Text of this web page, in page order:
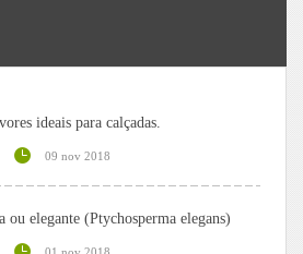
ideais para calçadas.
09 nov 2018
ou elegante (Ptychosperma elegans)